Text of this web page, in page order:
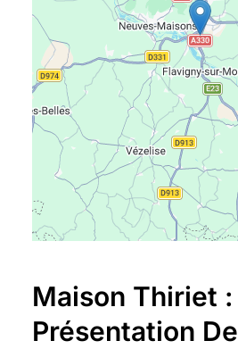
Maison Thiriet :
Présentation De